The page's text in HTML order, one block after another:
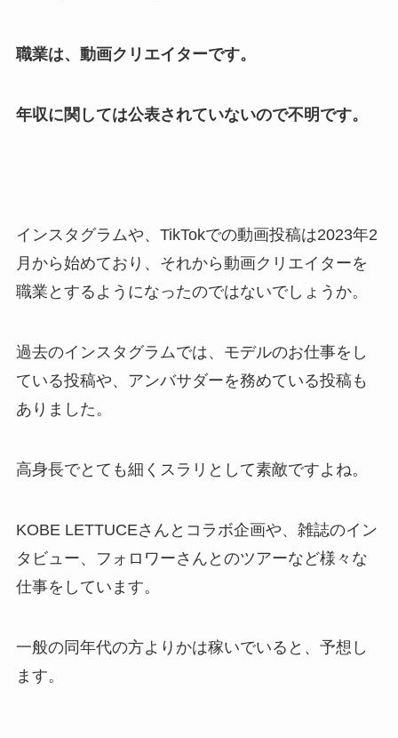
職業は、動画クリエイターです。
年収に関しては公表されていないので不明です。
インスタグラムや、TikTokでの動画投稿は2023年2
月から始めており、それから動画クリエイターを
職業とするようになったのではないでしょうか。
過去のインスタグラムでは、モデルのお仕事をし
ている投稿や、アンバサダーを務めている投稿も
ありました。
高身長でとても細くスラリとして素敵ですよね。
KOBE LETTUCEさんとコラボ企画や、雑誌のイン
タビュー、フォロワーさんとのツアーなど様々な
仕事をしています。
一般の同年代の方よりかは稼いでいると、予想し
ます。